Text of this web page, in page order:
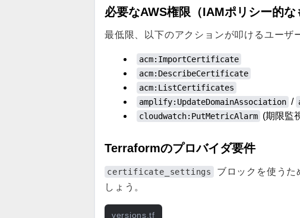
必要なAWS権限（IAMポリシー的な
最低限、以下のアクションが叩けるユーザ
acm:ImportCertificate
acm:DescribeCertificate
acm:ListCertificates
amplify:UpdateDomainAssociation /
cloudwatch:PutMetricAlarm (期限監
Terraformのプロバイダ要件
certificate_settings ブロックを使うた
しょう。
versions.tf